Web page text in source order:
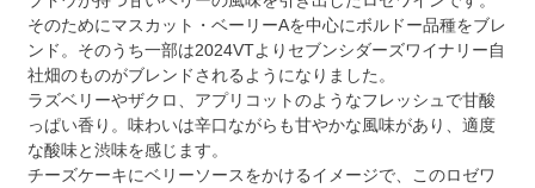
そのためにマスカット・ベーリーAを中心にボルドー品種をブレ
ンド。そのうち一部は2024VTよりセブンシダーズワイナリー自
社畑のものがブレンドされるようになりました。
ラズベリーやザクロ、アプリコットのようなフレッシュで甘酸
っぱい香り。味わいは辛口ながらも甘やかな風味があり、適度
な酸味と渋味を感じます。
チーズケーキにベリーソースをかけるイメージで、このロゼワ